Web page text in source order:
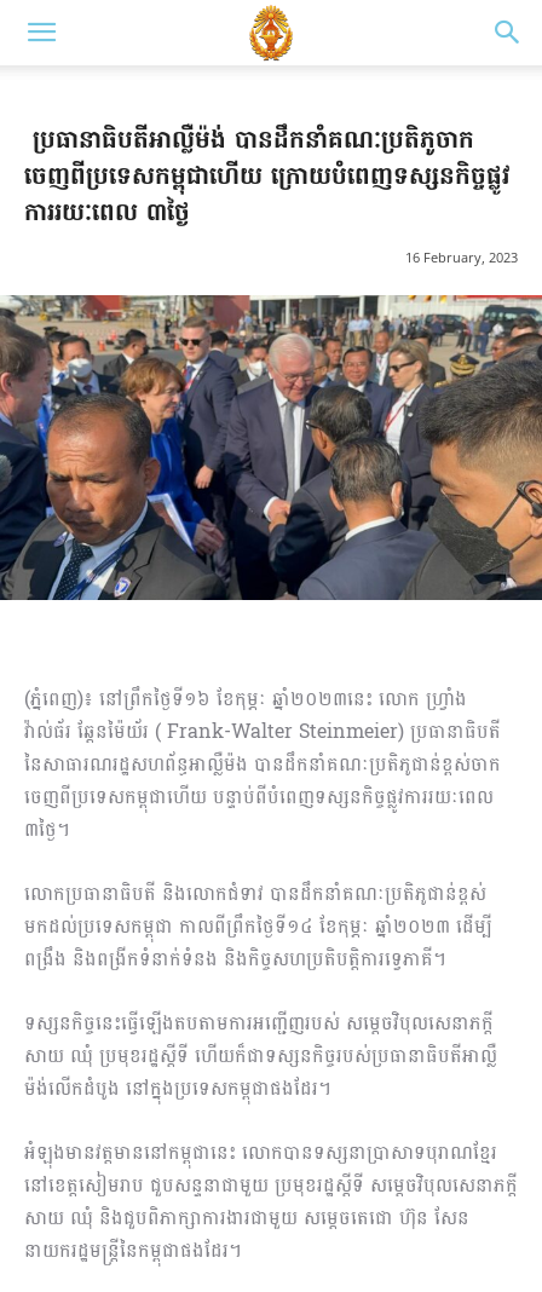
ប្រធានាធិបតីអាល្លឺម៉ង់ បានដឹកនាំគណៈប្រតិភូចាក
ចេញពីប្រទេសកម្ពុជាហើយ ក្រោយបំពេញទស្សនកិច្ចផ្លូវ
ការរយៈពេល ៣ថ្ងៃ
16 February, 2023
(ភ្នំពេញ)៖ នៅព្រឹកថ្ងៃទី១៦ ខែកុម្ភៈ ឆ្នាំ២០២៣នេះ លោក ហ្វ្រាំង
វ៉ាល់ធ័រ ឆ្តែនម៉ៃយ័រ ( Frank-Walter Steinmeier) ប្រធានាធិបតី
នៃសាធារណរដ្ឋសហព័ន្ធអាល្លឺម៉ង បានដឹកនាំគណៈប្រតិភូជាន់ខ្ពស់ចាក
ចេញពីប្រទេសកម្ពុជាហើយ បន្ទាប់ពីបំពេញទស្សនកិច្ចផ្លូវការរយៈពេល
៣ថ្ងៃ។
លោកប្រធានាធិបតី និងលោកជំទាវ បានដឹកនាំគណៈប្រតិភូជាន់ខ្ពស់
មកដល់ប្រទេសកម្ពុជា កាលពីព្រឹកថ្ងៃទី១៤ ខែកុម្ភៈ ឆ្នាំ២០២៣ ដើម្បី
ពង្រឹង និងពង្រីកទំនាក់ទំនង និងកិច្ចសហប្រតិបត្តិការទ្វេភាគី។
ទស្សនកិច្ចនេះធ្វើឡើងតបតាមការអញ្ជើញរបស់ សម្តេចវិបុលសេនាភក្តី
សាយ ឈុំ ប្រមុខរដ្ឋស្តីទី ហើយក៏ជាទស្សនកិច្ចរបស់ប្រធានាធិបតីអាល្លឺ
ម៉ង់លើកដំបូង នៅក្នុងប្រទេសកម្ពុជាផងដែរ។
អំឡុងមានវត្តមាននៅកម្ពុជានេះ លោកបានទស្សនាប្រាសាទបុរាណខ្មែរ
នៅខេត្តសៀមរាប ជួបសន្ទនាជាមួយ ប្រមុខរដ្ឋស្តីទី សម្តេចវិបុលសេនាភក្តី
សាយ ឈុំ និងជួបពិភាក្សាការងារជាមួយ សម្តេចតេជោ ហ៊ុន សែន
នាយករដ្ឋមន្ត្រីនៃកម្ពុជាផងដែរ។